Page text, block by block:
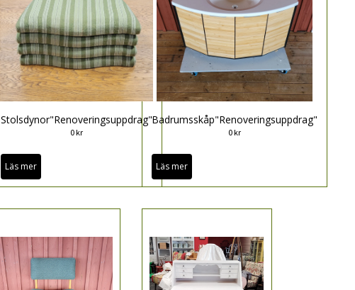
Stolsdynor"Renoveringsuppdrag"
0 kr
Läs mer
Badrumsskåp"Renoveringsuppdrag"
0 kr
Läs mer